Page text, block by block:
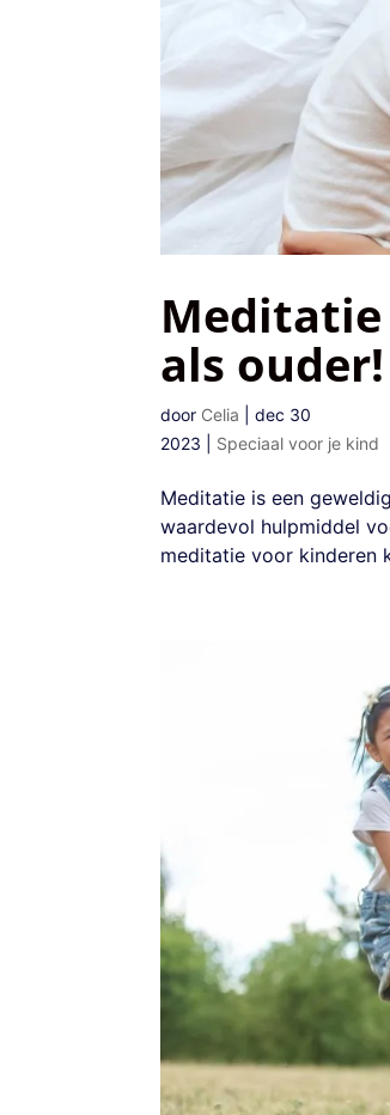
als ouder!
door Celia |dec 30
2023
Speciaal voor je kind
Meditatie is een
waardevol hulpmiddel
meditatie voor kinderen